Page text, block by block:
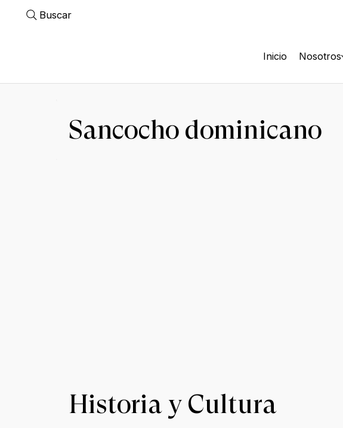
Buscar
Inicio Nosotros
Historia y Cultura
Sancocho dominicano